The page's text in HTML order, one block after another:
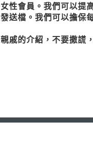
性會員。我們可以提
送檔。我們可以擔保
戚的介紹，不要撒謊